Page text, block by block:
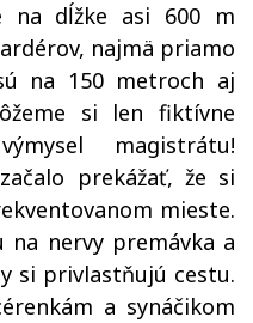
na dĺžke asi 600 m
najmä priamo
na 150 metroch aj
si len fiktívne
magistrátu!
prekážať, že si
mieste.
na nervy premávka a
si privlastňujú cestu.
a synáčikom